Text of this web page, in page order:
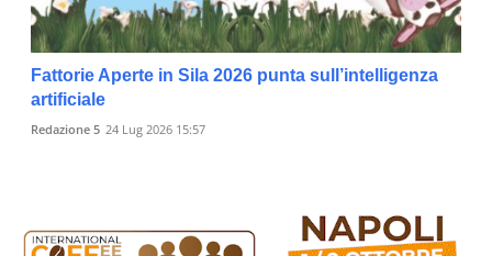
Fattorie Aperte in Sila 2026 punta sull’intelligenza
artificiale
Redazione 5 24 Lug 2026 15:57